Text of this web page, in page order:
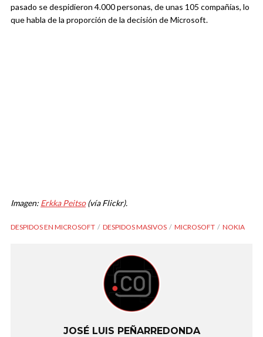
pasado se despidieron 4.000 personas, de unas 105 compañías, lo
que habla de la proporción de la decisión de Microsoft.
Imagen: Erkka Peitso(vía Flickr).
DESPIDOS EN MICROSOFT DESPIDOS MASIVOS MICROSOFT NOKIA
JOSÉ LUIS PEÑARREDONDA